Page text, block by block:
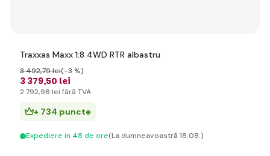
Traxxas Maxx 1:8 4WD RTR albastru
3 379,50 lei
3 492,79 lei(-3 %)
2 792,98 lei fără TVA
+ 734 puncte
Expediere in 48 de ore(La dumneavoastră 18.08.)